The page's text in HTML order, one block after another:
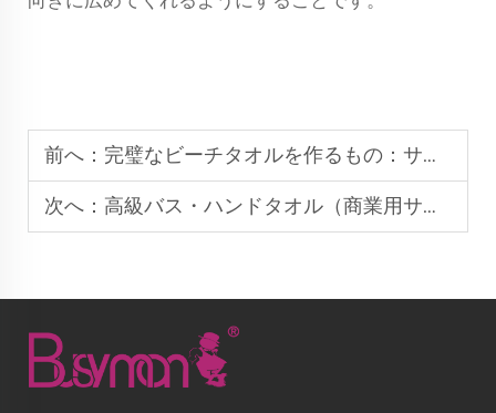
前へ： 完璧なビーチタオルを作るもの：サイズ、素材、デザイン
次へ： 高級バス・ハンドタオル（商業用サプライチェーン向け）